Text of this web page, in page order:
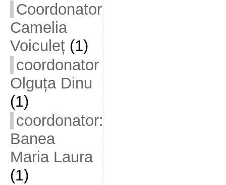
Coordonator
Camelia
Voiculeț(1)
coordonator
Olguța Dinu
(1)
coordonator:
Banea
Maria Laura
(1)